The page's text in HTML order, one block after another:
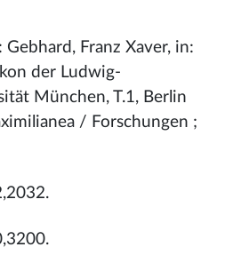
Franz Xaver, in:
der Ludwig-
München, T.1, Berlin
/ Forschungen ;